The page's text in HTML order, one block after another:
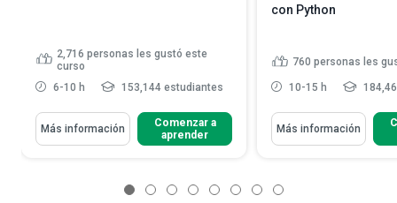
2,716 personas les gustó este
curso
6-10 h
153,144 estudiantes
Más información
Comenzar a
aprender
con Python
760 personas les
10-15 h
Más información